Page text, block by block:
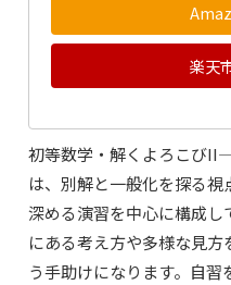
楽天
初等数学・解くよろこび
は、別解と一般化を探る
深める演習を中心に構成
にある考え方や多様な見
う手助けになります。自